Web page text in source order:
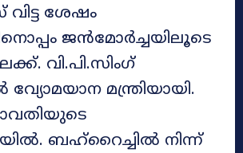
ശേഷം
ജൻമോർച്ചയിലൂടെ
വി.പി.സിംഗ്
മന്ത്രിയായി.
ബഹ്‌റൈച്ചിൽ നിന്ന്